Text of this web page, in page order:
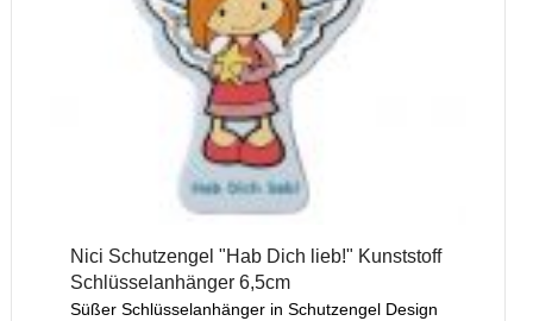
Nici Schutzengel "Hab Dich lieb!" Kunststoff
Schlüsselanhänger 6,5cm
Süßer Schlüsselanhänger in Schutzengel Design